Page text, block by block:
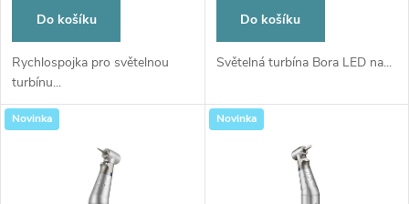
d
u
k
d
u
k
Do košíku
Rychlospojka pro světelnou
turbínu...
Do košíku
Světelná turbína Bora LED na...
Novinka Novinka